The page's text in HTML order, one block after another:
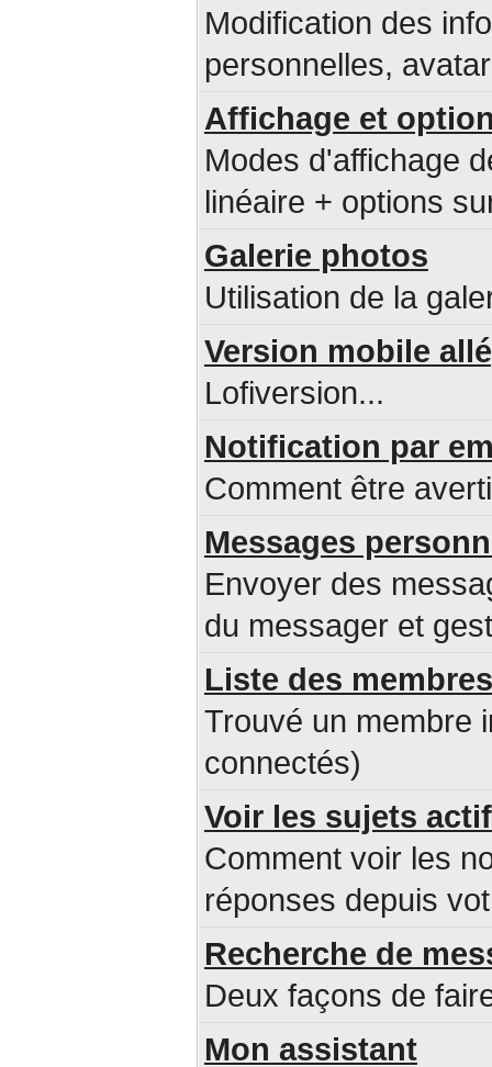
Modification des
personnelles,
Affichage et
Modes d'affichage
linéaire + options
Galerie photos
Utilisation de la
Version mobile
Lofiversion...
Notification par
Comment être
Messages
Envoyer des
du messager et
Liste des membres
Trouvé un membre
connectés)
Voir les sujets
Comment voir les
réponses depuis
Recherche de
Deux façons de
Mon assistant